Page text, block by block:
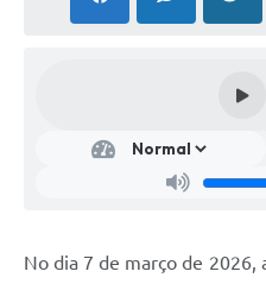
No dia 7 de março de